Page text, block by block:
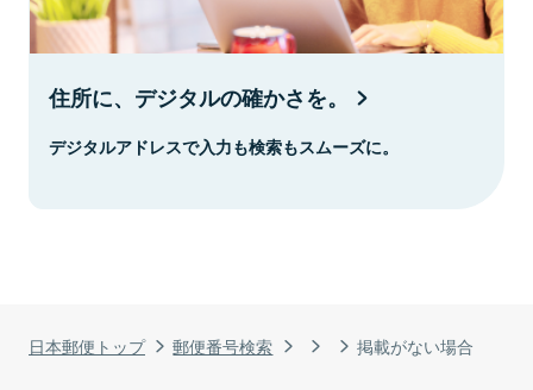
日本郵便トップ 郵便番号検索 掲載がない場合
住所に、デジタルの確かさを。
デジタルアドレスで入力も検索もスムーズに。